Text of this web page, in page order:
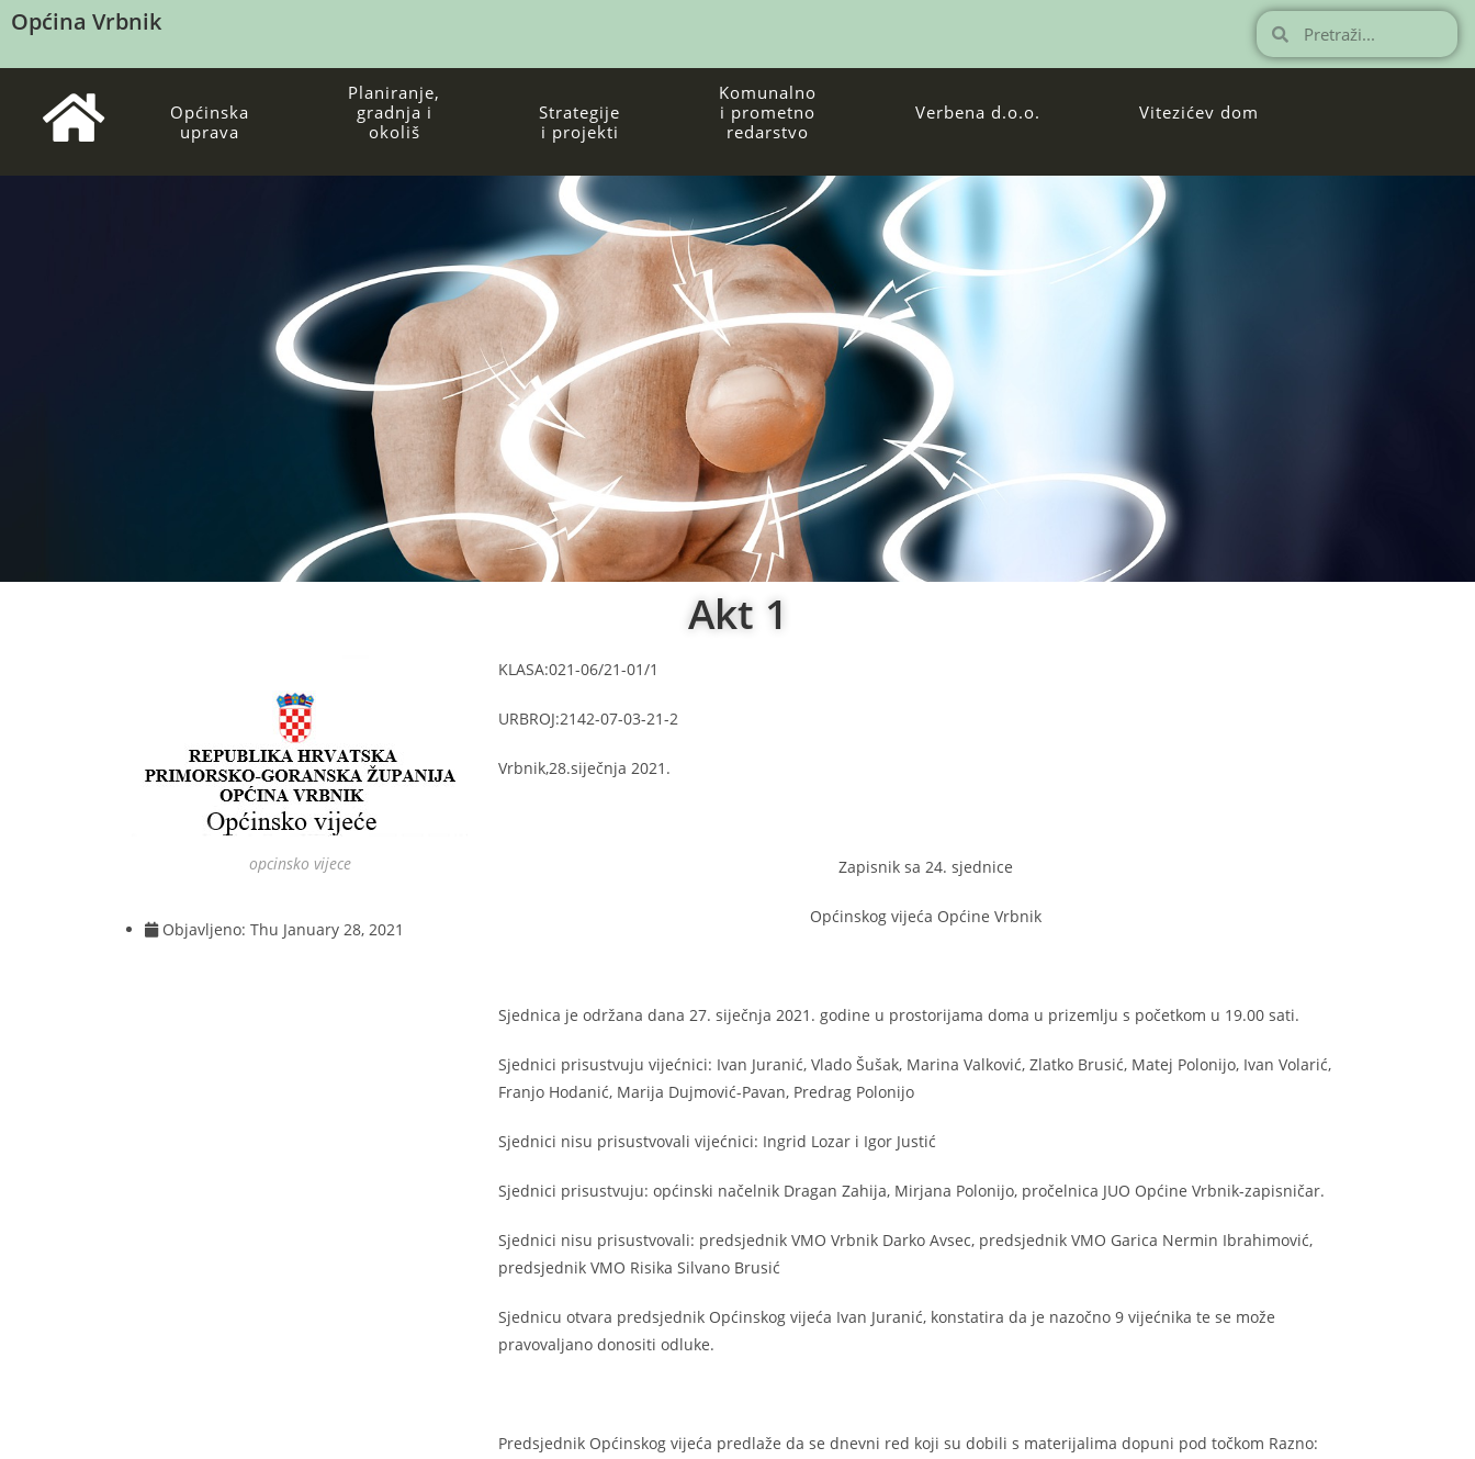
Općina Vrbnik
Općinska
uprava
Planiranje,
gradnja i
okoliš
Strategije
i projekti
Komunalno
i prometno
redarstvo
Verbena d.o.o. Vitezićev dom
Akt 1
opcinsko vijece
Objavljeno: Thu January 28, 2021
KLASA:021-06/21-01/1
URBROJ:2142-07-03-21-2
Vrbnik,28.siječnja 2021.
Zapisnik sa 24. sjednice
Općinskog vijeća Općine Vrbnik
Sjednica je održana dana 27. siječnja 2021. godine u prostorijama doma u prizemlju s početkom u 19.00 sati.
Sjednici prisustvuju vijećnici: Ivan Juranić, Vlado Šušak, Marina Valković, Zlatko Brusić, Matej Polonijo, Ivan Volarić,
Franjo Hodanić, Marija Dujmović-Pavan, Predrag Polonijo
Sjednici nisu prisustvovali vijećnici: Ingrid Lozar i Igor Justić
Sjednici prisustvuju: općinski načelnik Dragan Zahija, Mirjana Polonijo, pročelnica JUO Općine Vrbnik-zapisničar.
Sjednici nisu prisustvovali: predsjednik VMO Vrbnik Darko Avsec, predsjednik VMO Garica Nermin Ibrahimović,
predsjednik VMO Risika Silvano Brusić
Sjednicu otvara predsjednik Općinskog vijeća Ivan Juranić, konstatira da je nazočno 9 vijećnika te se može
pravovaljano donositi odluke.
Predsjednik Općinskog vijeća predlaže da se dnevni red koji su dobili s materijalima dopuni pod točkom Razno: